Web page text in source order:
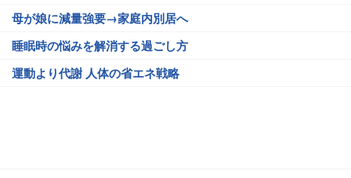
母が娘に減量強要→家庭内別居へ
睡眠時の悩みを解消する過ごし方
運動より代謝 人体の省エネ戦略